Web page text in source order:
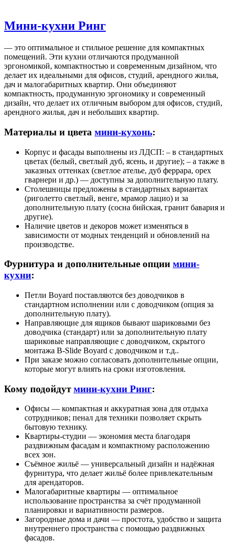
Мини-кухни Ринг
— это оптимальное и стильное решение для компактных
помещений. Эти кухни отличаются продуманной
эргономикой, компактностью и современным дизайном, что
делает их идеальными для офисов, студий, арендного жилья,
дач и малогабаритных квартир. Они объединяют
компактность, продуманную эргономику и современный
дизайн, что делает их отличным выбором для офисов, студий,
арендного жилья, дач и небольших квартир.
Материалы и цвета мини-кухонь:
Корпус и фасады выполнены из ЛДСП: – в стандартных
цветах (белый, светлый дуб, ясень, и другие); – а также в
заказных оттенках (светлое ателье, дуб феррара, орех
гварнери и др.) — доступны за дополнительную плату.
Столешницы предложены в стандартных вариантах
(риголетто светлый, венге, мрамор лацио) и за
дополнительную плату (сосна бийская, гранит бавария и
другие).
Наличие цветов и декоров может изменяться в
зависимости от модных тенденций и обновлений на
производстве.
Фурнитура и дополнительные опции мини-
кухни:
Петли Boyard поставляются без доводчиков в
стандартном исполнении или с доводчиком (опция за
дополнительную плату).
Направляющие для ящиков бывают шариковыми без
доводчика (стандарт) или за дополнительную плату
шариковые направляющие с доводчиком, скрытого
монтажа B‑Slide Boyard с доводчиком и т.д..
При заказе можно согласовать дополнительные опции,
которые могут влиять на сроки изготовления.
Кому подойдутмини-кухни Ринг:
Офисы — компактная и аккуратная зона для отдыха
сотрудников; пенал для техники позволяет скрыть
бытовую технику.
Квартиры-студии — экономия места благодаря
раздвижным фасадам и компактному расположению
всех зон.
Съёмное жильё — универсальный дизайн и надёжная
фурнитура, что делает жильё более привлекательным
для арендаторов.
Малогабаритные квартиры — оптимальное
использование пространства за счёт продуманной
планировки и вариативности размеров.
Загородные дома и дачи — простота, удобство и защита
внутреннего пространства с помощью раздвижных
фасадов.